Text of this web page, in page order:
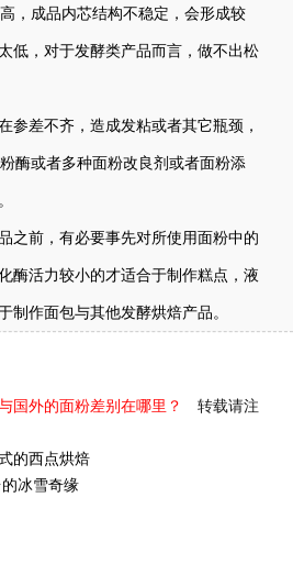
，成品内芯结构不稳定，会形成较
低，对于发酵类产品而言，做不出松
参差不齐，造成发粘或者其它瓶颈，
酶或者多种面粉改良剂或者面粉添
之前，有必要事先对所使用面粉中的
酶活力较小的才适合于制作糕点，液
制作面包与其他发酵烘焙产品。
国外的面粉差别在哪里？
转载请注
的西点烘焙
冰雪奇缘